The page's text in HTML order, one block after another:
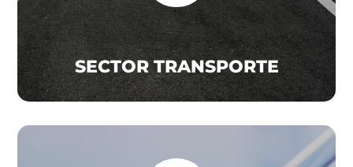
SECTOR TRANSPORTE